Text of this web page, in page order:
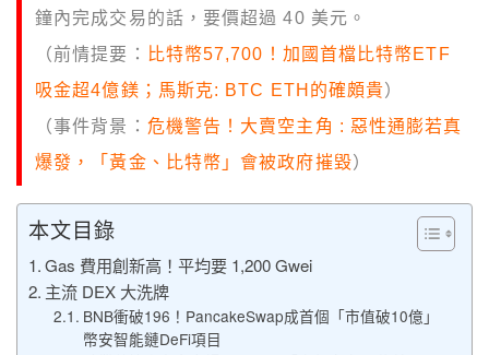
鐘內完成交易的話，要價超過 40 美元。
（前情提要： 比特幣57,700！加國首檔比特幣ETF
吸金超4億鎂；馬斯克: BTC ETH的確頗貴）
（事件背景： 危機警告！大賣空主角 : 惡性通膨若真
爆發，「黃金、比特幣」會被政府摧毀）
本文目錄
Gas 費用創新高！平均要 1,200 Gwei
主流 DEX 大洗牌
BNB衝破196！PancakeSwap成首個「市值破10億」
幣安智能鏈DeFi項目